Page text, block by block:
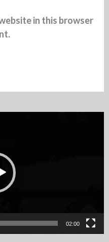
in this browser
02:00